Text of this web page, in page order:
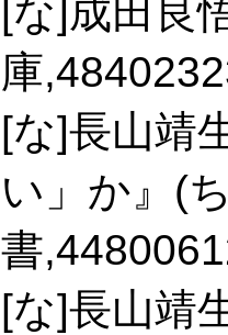
[な]成田良
庫
[な]長山靖
い」か』(
書
[な]長山靖